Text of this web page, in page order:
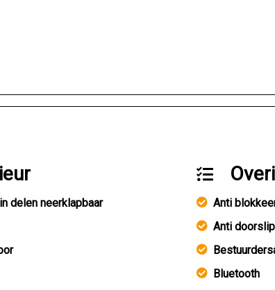
delen neerklapbaar
Anti
Anti
Bluetooth